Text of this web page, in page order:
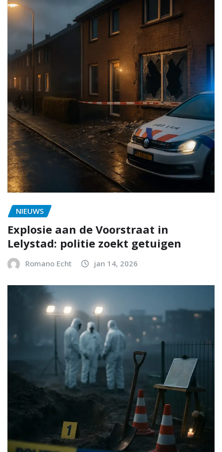
NIEUWS
Explosie aan de Voorstraat in
Lelystad: politie zoekt getuigen
Romano Echt jan 14, 2026